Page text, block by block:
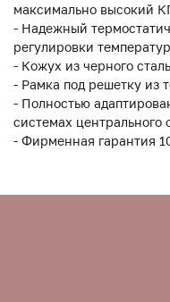
максимально высокий
- Надежный
регулировки
- Кожух из черного
- Рамка под решетку из
- Полностью
системах центрального
- Фирменная гарантия